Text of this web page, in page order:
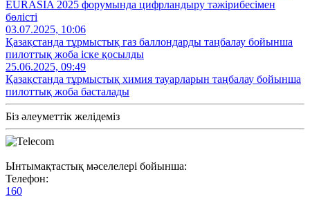
EURASIA 2025 форумында цифрландыру тәжірибесімен
бөлісті
03.07.2025, 10:06
Қазақстанда тұрмыстық газ баллондарды таңбалау бойынша
пилоттық жоба іске қосылды
25.06.2025, 09:49
Қазақстанда тұрмыстық химия тауарларын таңбалау бойынша
пилоттық жоба басталады
Біз әлеуметтік желідеміз
Ынтымақтастық мәселелері бойынша:
Телефон:
160